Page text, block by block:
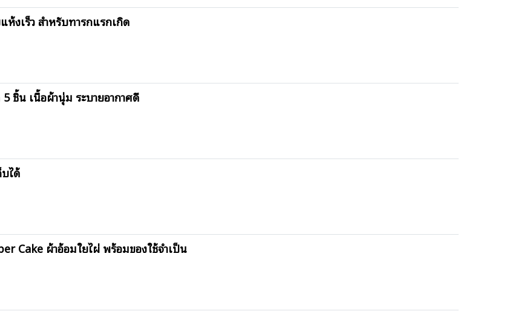
ห้งเร็ว สำหรับทารกแรกเกิด
ชิ้น เนื้อผ้านุ่ม ระบายอากาศดี
ได้
Cake ผ้าอ้อมใยไผ่ พร้อมของใช้จำเป็น